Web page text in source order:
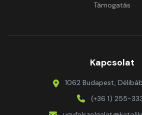
Támogatás
Kapcsolat
1062 Budapest, Délibáb
(+36 1) 255-